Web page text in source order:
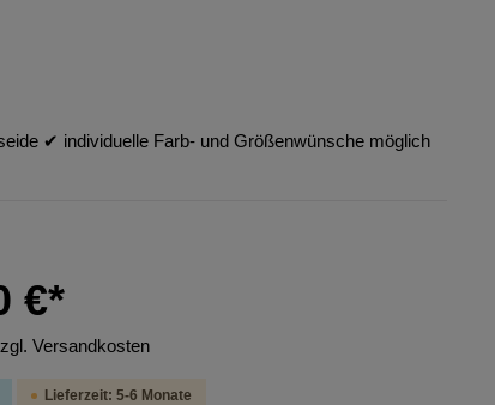
✔︎ individuelle Farb- und Größenwünsche möglich
€*
Versandkosten
Lieferzeit: 5-6 Monate